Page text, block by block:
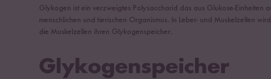
Glykogen ist ein verzweigtes Polysaccharid das aus Glukose-Einheiten
menschlichen und tierischen Organismus. In Leber- und Muskelzellen
die Muskelzellen ihren Glykogenspeicher.
Glykogenspeicher